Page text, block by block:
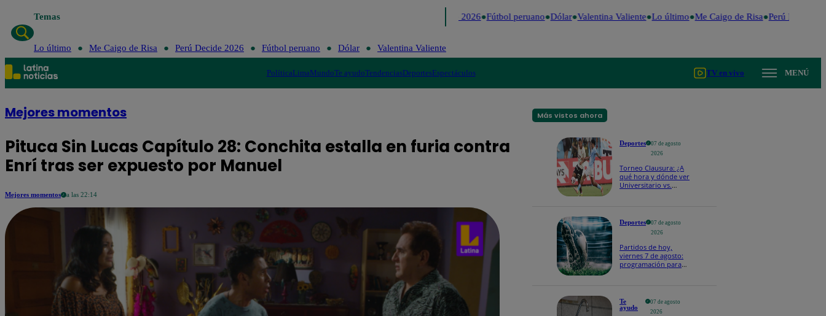
Temas Perú Decide 2026 Fútbol peruano Dólar Valentina Valiente Lo último Me Caigo de Risa Perú Decide
Lo último Me Caigo de Risa Perú Decide 2026 Fútbol peruano Dólar Valentina Valiente
PolíticaLimaMundoTe ayudoTendenciasDeportesEspectáculos TV en vivo MENÚ
Mejores momentos
Pituca Sin Lucas Capítulo 28: Conchita estalla en furia contra
Enrí tras ser expuesto por Manuel
Mejores momentos a las 22:14
Más vistos ahora
Deportes
07 de agosto
2026
Torneo Clausura: ¿A
qué hora y dónde ver
Universitario vs.
Deportes
07 de agosto
2026
Partidos de hoy,
viernes 7 de agosto:
programación para
Te
ayudo
07 de agosto
2026